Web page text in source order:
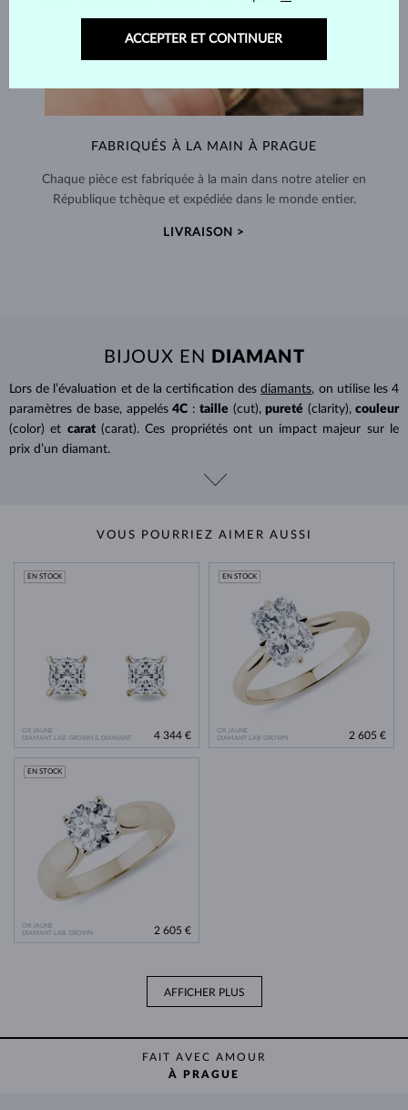
FABRIQUÉS À LA MAIN À PRAGUE
Chaque pièce est fabriquée à la main dans notre atelier en
République tchèque et expédiée dans le monde entier.
LIVRAISON >
BIJOUX EN DIAMANT
Lors de l’évaluation et de la certification desdiamants, on utilise les 4
paramètres de base, appelés 4C : taille (cut), pureté (clarity), couleur
(color) et carat (carat). Ces propriétés ont un impact majeur sur le
prix d’un diamant.
VOUS POURRIEZ AIMER AUSSI
OR JAUNE
DIAMANT LAB GROWN & DIAMANT
EN STOCK
4 344 €
OR JAUNE
DIAMANT LAB GROWN
EN STOCK
2 605 €
OR JAUNE
DIAMANT LAB GROWN
EN STOCK
2 605 €
AFFICHER PLUS
FAIT AVEC AMOUR
À PRAGUE
ACCEPTER ET CONTINUER